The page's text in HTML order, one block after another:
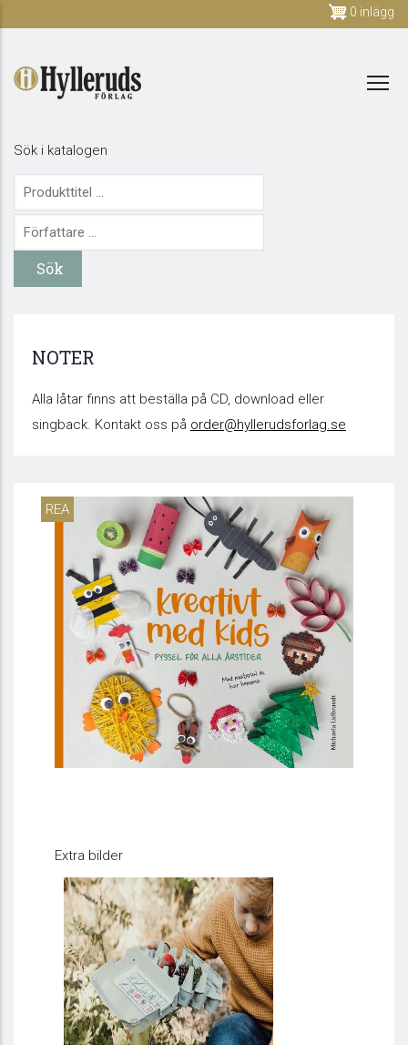
main
content
0 inlägg
Sök i katalogen
NOTER
Alla låtar finns att beställa på CD, download eller
singback. Kontakt oss på order@hyllerudsforlag.se
REA
Extra bilder